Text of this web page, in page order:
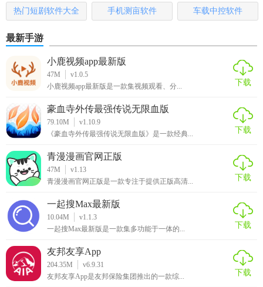
本
哪些
热门短剧软件大全 手机测亩软件 车载中控软件
最新手游
小鹿视频app最新版
47M
v1.0.5
小鹿视频app最新版是一款集视频观看、分...
下载
豪血寺外传最强传说无限血版
79.10M
v1.10.9
《豪血寺外传最强传说无限血版》是一款经典...
下载
青漫漫画官网正版
47M
v1.13
青漫漫画官网正版是一款专注于提供正版高清...
下载
一起搜Max最新版
10.04M
v1.1.3
一起搜Max最新版是一款集多功能于一体的...
下载
友邦友享App
204.35M
v6.9.31
友邦友享App是友邦保险集团推出的一款综...
下载